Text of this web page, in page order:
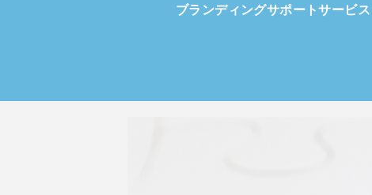
ブランディングサポートサービス